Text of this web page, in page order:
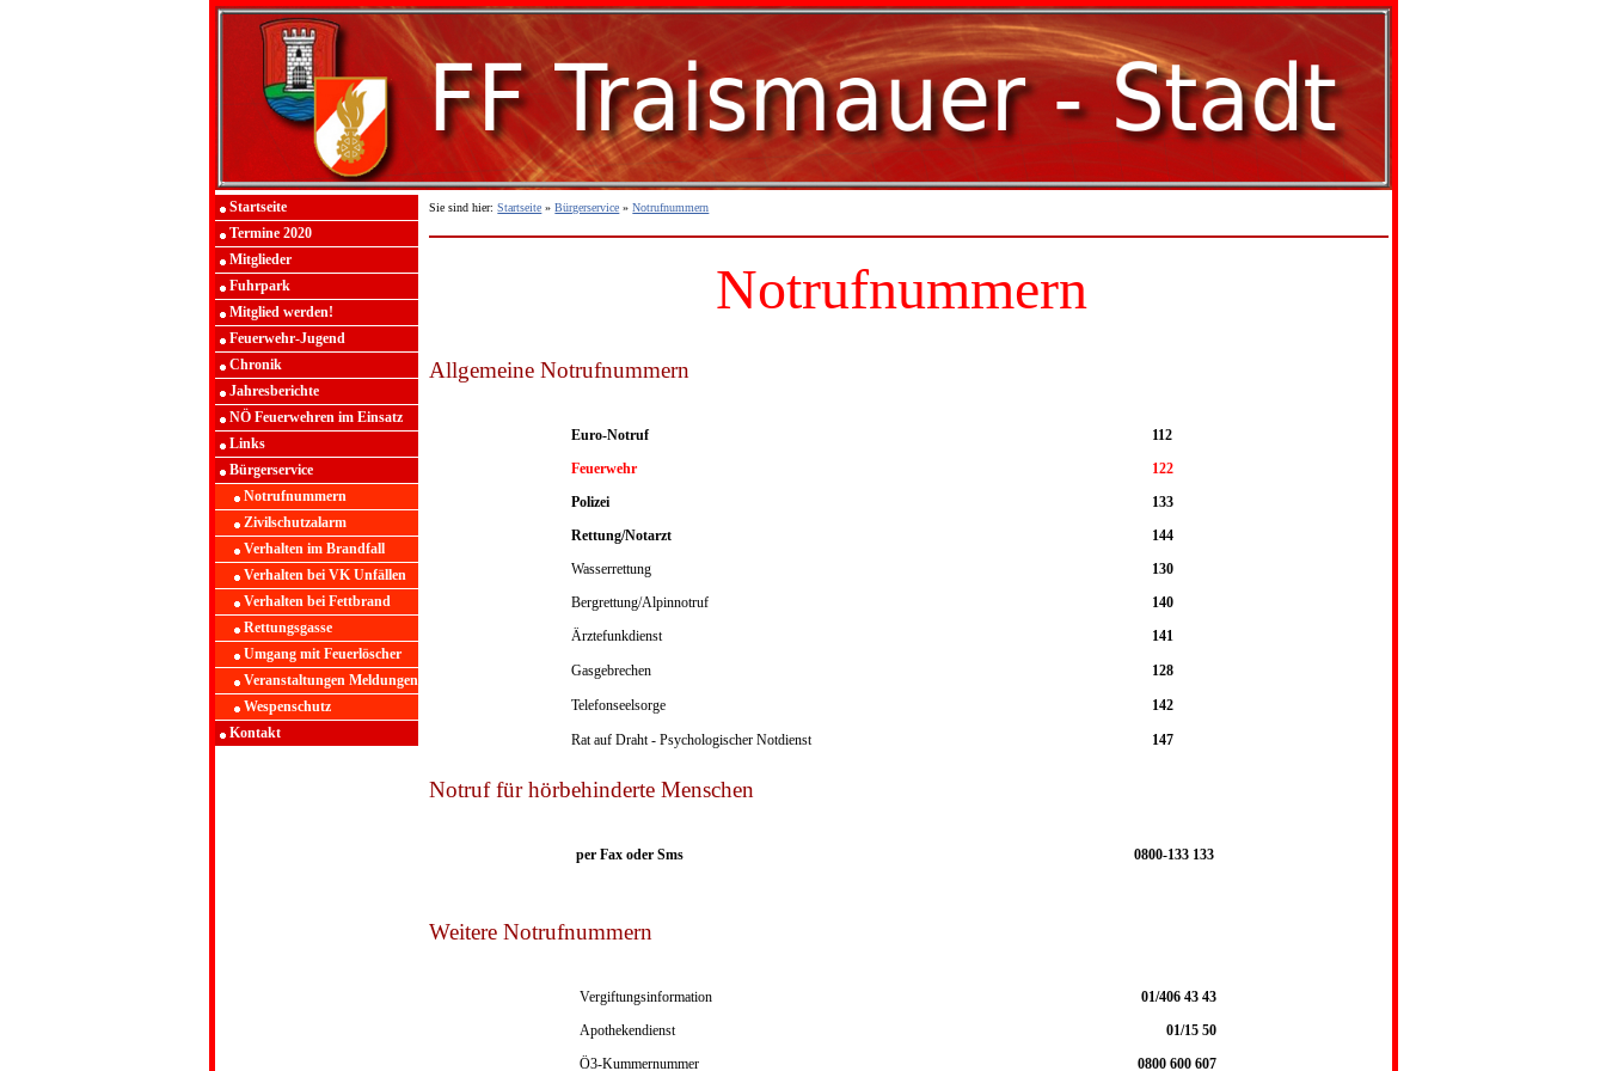
Startseite
Termine 2020
Mitglieder
Fuhrpark
Mitglied werden!
Feuerwehr-Jugend
Chronik
Jahresberichte
NÖ Feuerwehren im Einsatz
Links
Bürgerservice
Notrufnummern
Zivilschutzalarm
Verhalten im Brandfall
Verhalten bei VK Unfällen
Verhalten bei Fettbrand
Rettungsgasse
Umgang mit Feuerlöscher
Veranstaltungen Meldungen
Wespenschutz
Kontakt
Sie sind hier:Startseite »Bürgerservice »Notrufnummern
Notrufnummern
Allgemeine Notrufnummern
Euro-Notruf
112
Feuerwehr
122
Polizei
133
Rettung/Notarzt
144
Wasserrettung
130
Bergrettung/Alpinnotruf
140
Ärztefunkdienst
141
Gasgebrechen 128
Telefonseelsorge 142
Rat auf Draht - Psychologischer Notdienst 147
Notruf für hörbehinderte Menschen
per Fax oder Sms 0800-133 133
Weitere Notrufnummern
Vergiftungsinformation
01/406 43 43
Apothekendienst
01/15 50
Ö3-Kummernummer
0800 600 607